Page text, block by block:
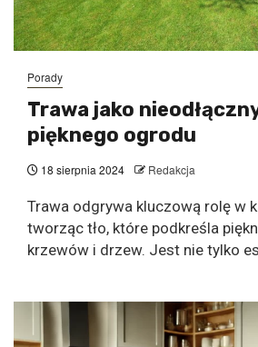
Porady
Trawa jako
pięknego ogrodu
18 sierpnia 2024 Redakcja
Trawa odgrywa kluczową rolę w
tworząc tło, które podkreśla
krzewów i drzew. Jest nie tylko